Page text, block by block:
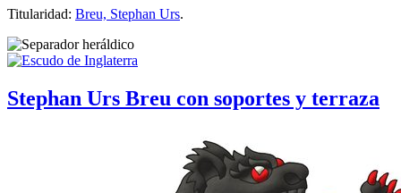
Titularidad: Breu, Stephan Urs.
Stephan Urs Breu con soportes y terraza